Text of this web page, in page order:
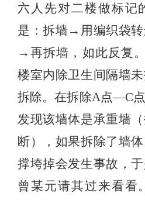
六人先对二楼做标记
是：拆墙→用编织袋
→再拆墙，如此反复
楼室内除卫生间隔墙
拆除。在拆除A点—C
发现该墙体是承重墙
断），如果拆除了墙
撑垮掉会发生事故，
曾某元请其过来看看